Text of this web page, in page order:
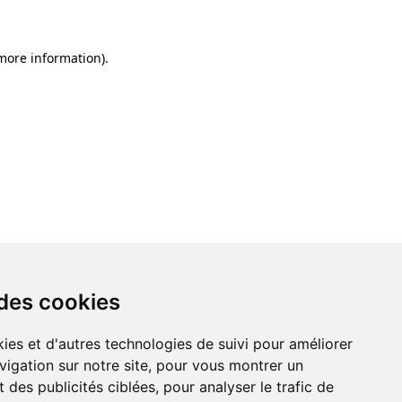
cookies
et d'autres technologies de suivi pour améliorer
sur notre site, pour vous montrer un
des publicités ciblées, pour analyser le trafic de
information).